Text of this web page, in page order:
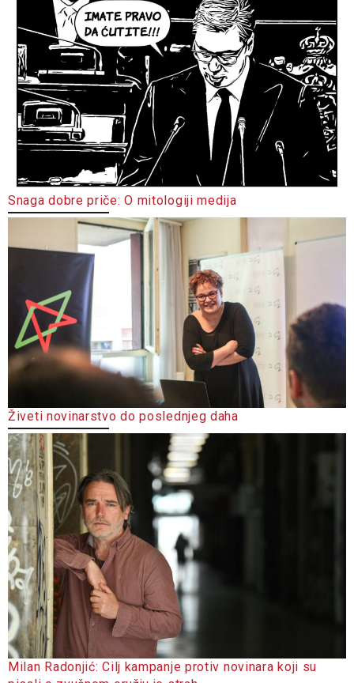
Snaga dobre priče: O mitologiji medija
Živeti novinarstvo do poslednjeg daha
Milan Radonjić: Cilj kampanje protiv novinara koji su